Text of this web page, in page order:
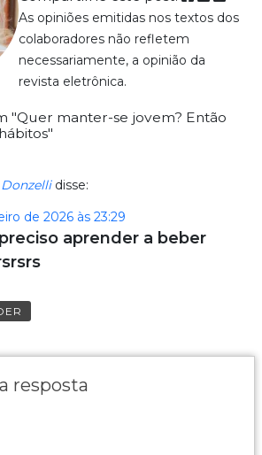
As opiniões emitidas nos textos dos
colaboradores não refletem
necessariamente, a opinião da
revista eletrônica.
"Quer manter-se jovem? Então
Donzelli disse:
de 2026 às 23:29
aprender a beber
resposta